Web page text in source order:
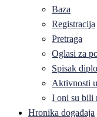
Baza
Registracija
Pretraga
Oglasi za
Spisak
Aktivnosti
I oni su bili
Hronika događaja